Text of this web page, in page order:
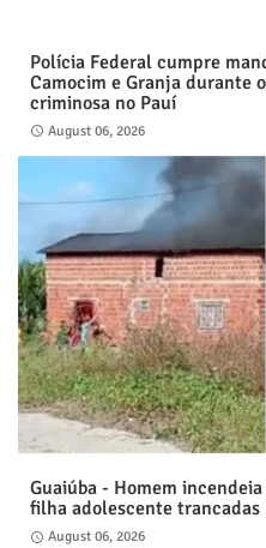
Polícia Federal cumpre
Camocim e Granja durante
criminosa no Pauí
August 06, 2026
Guaiúba - Homem
filha adolescente trancadas
August 06, 2026